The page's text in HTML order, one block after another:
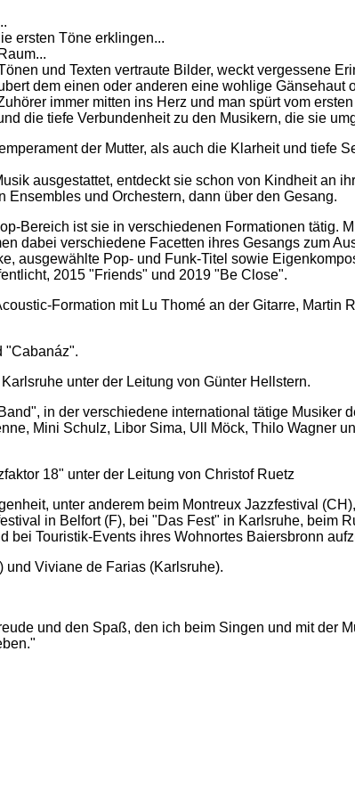
ersten Töne erklingen...
und Texten vertraute Bilder, weckt vergessene
dem einen oder anderen eine wohlige Gänsehaut
immer mitten ins Herz und man spürt vom
die tiefe Verbundenheit zu den Musikern, die sie
der Mutter, als auch die Klarheit und tiefe
ausgestattet, entdeckt sie schon von Kindheit an
Ensembles und Orchestern, dann über den Gesang.
Bereich ist sie in verschiedenen Formationen tätig.
dabei verschiedene Facetten ihres Gesangs zum
ausgewählte Pop- und Funk-Titel sowie
2015 "Friends" und 2019 "Be Close".
Formation mit Lu Thomé an der Gitarre, Martin
"Cabanáz".
unter der Leitung von Günter Hellstern.
in der verschiedene international tätige Musiker
Mini Schulz, Libor Sima, Ull Möck, Thilo Wagner
18" unter der Leitung von Christof Ruetz
unter anderem beim Montreux Jazzfestival
in Belfort (F), bei "Das Fest" in Karlsruhe, beim
Touristik-Events ihres Wohnortes Baiersbronn
und Viviane de Farias (Karlsruhe).
und den Spaß, den ich beim Singen und mit der